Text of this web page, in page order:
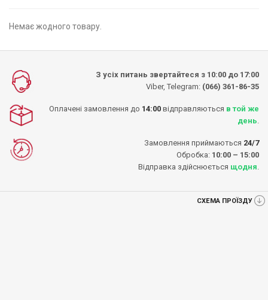
Немає жодного товару.
З усіх питань звертайтеся з 10:00 до 17:00
Viber, Telegram: (066) 361-86-35
Оплачені замовлення до 14:00 відправляються в той же
день
Замовлення приймаються 24/7
Обробка: 10:00 – 15:00
Відправка здійснюється щодня
СХЕМА ПРОЇЗДУ